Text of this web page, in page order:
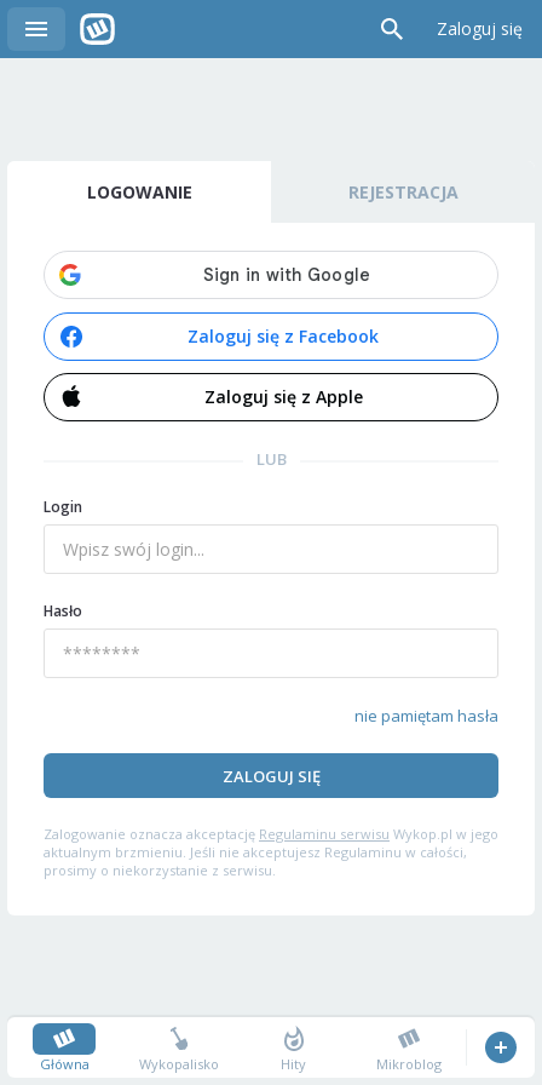
Zaloguj się
LOGOWANIE REJESTRACJA
Zaloguj się z Facebook
Zaloguj się z Apple
LUB
Login
Hasło
nie pamiętam hasła
ZALOGUJ SIĘ
Zalogowanie oznacza akceptację Regulaminu serwisu Wykop.pl w jego
aktualnym brzmieniu. Jeśli nie akceptujesz Regulaminu w całości,
prosimy o niekorzystanie z serwisu.
Główna Wykopalisko Hity Mikroblog